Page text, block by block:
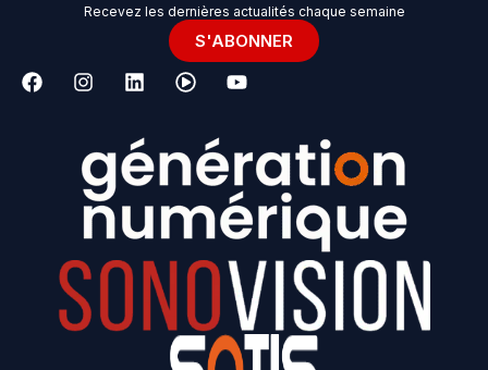
Recevez les dernières actualités chaque semaine
S'ABONNER